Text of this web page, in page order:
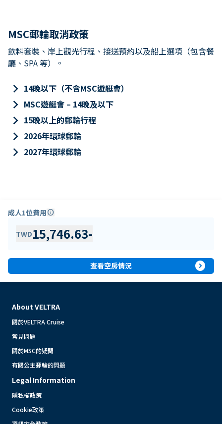
MSC郵輪取消政策
飲料套裝、岸上觀光行程、接送預約以及船上選項（包含餐
廳、SPA 等）。
keyboard_arrow_right 14晚以下（不含MSC遊艇會）
keyboard_arrow_right MSC遊艇會 – 14晚及以下
keyboard_arrow_right 15晚以上的郵輪行程
keyboard_arrow_right 2026年環球郵輪
keyboard_arrow_right 2027年環球郵輪
成人1位費用info
TWD15,746.63-
查看空房情況 expand_circle_right
About VELTRA
關於VELTRA Cruise
常見問題
關於MSC的疑問
有關公主郵輪的問題
Legal Information
隱私權政策
Cookie政策